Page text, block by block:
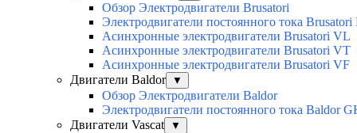
Обзор Электродвигатели Brusatori
Электродвигатели постоянного тока
Асинхронные электродвигатели Brusatori VL
Асинхронные электродвигатели Brusatori VT
Асинхронные электродвигатели Brusatori VF
Двигатели Baldor
▼
Обзор Электродвигатели Baldor
Электродвигатели постоянного тока Baldor
Двигатели Vascat
▼